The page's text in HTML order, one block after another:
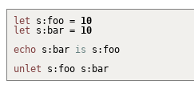
let s : foo = 10
let s : bar = 10
echo s : bar is s : foo
unlet s : foo s : bar